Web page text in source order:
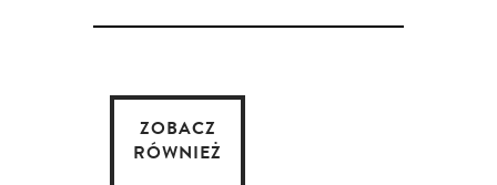
ZOBACZ
RÓWNIEŻ